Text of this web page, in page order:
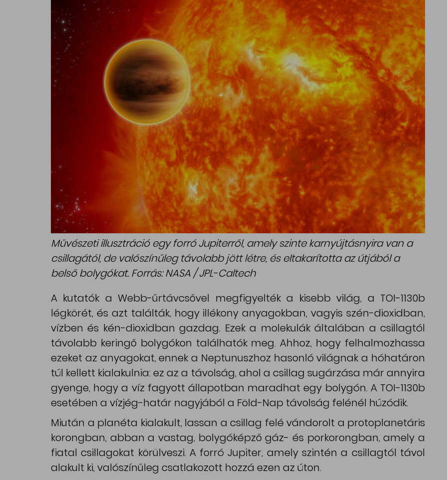
Művészeti illusztráció egy forró Jupiterről, amely szinte karnyújtásnyira van a
csillagától, de valószínűleg távolabb jött létre, és eltakarította az útjából a
belső bolygókat. Forrás: NASA / JPL-Caltech
A kutatók a Webb-űrtávcsővel megfigyelték a kisebb világ, a TOI-1130b
légkörét, és azt találták, hogy illékony anyagokban, vagyis szén-dioxidban,
vízben és kén-dioxidban gazdag. Ezek a molekulák általában a csillagtól
távolabb keringő bolygókon találhatók meg. Ahhoz, hogy felhalmozhassa
ezeket az anyagokat, ennek a Neptunuszhoz hasonló világnak a hóhatáron
túl kellett kialakulnia: ez az a távolság, ahol a csillag sugárzása már annyira
gyenge, hogy a víz fagyott állapotban maradhat egy bolygón. A TOI-1130b
esetében a vízjég-határ nagyjából a Föld-Nap távolság felénél húzódik.
Miután a planéta kialakult, lassan a csillag felé vándorolt a protoplanetáris
korongban, abban a vastag, bolygóképző gáz- és porkorongban, amely a
fiatal csillagokat körülveszi. A forró Jupiter, amely szintén a csillagtól távol
alakult ki, valószínűleg csatlakozott hozzá ezen az úton.